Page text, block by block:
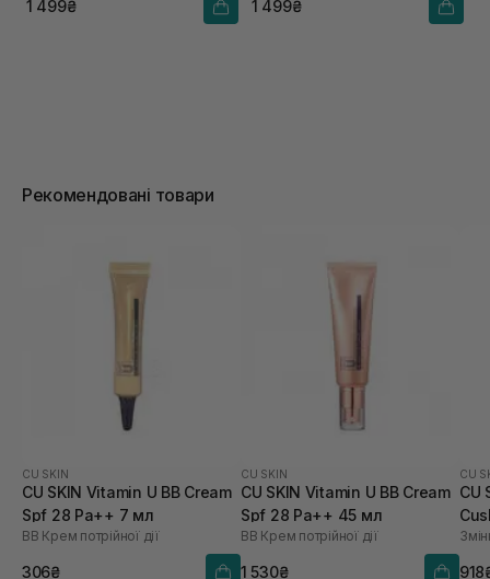
1 499₴ 1 499₴
Рекомендовані товари
CU SKIN
CU SKIN Vitamin U BB Cream
Spf 28 Pa++ 7 мл
BB Крем потрійної дії
306₴
CU SKIN
CU SKIN Vitamin U BB Cream
Spf 28 Pa++ 45 мл
BB Крем потрійної дії
1 530₴
CU
CU
21